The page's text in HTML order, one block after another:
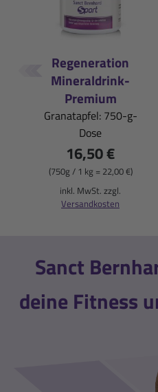
Regeneration
Mineraldrink-
Premium
Granatapfel: 750-g-
Dose
16,50 €
(750g / 1 kg = 22,00 €)
inkl. MwSt. zzgl.
Versandkosten
Sanct
deine Fitness